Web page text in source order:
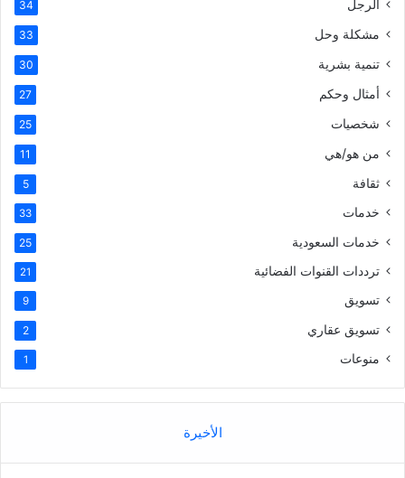
الرجل 34
مشكلة وحل 33
تنمية بشرية 30
أمثال وحكم 27
شخصيات 25
من هو/هي 11
ثقافة 5
خدمات 33
خدمات السعودية 25
ترددات القنوات الفضائية 21
تسويق 9
تسويق عقاري 2
منوعات 1
الأخيرة